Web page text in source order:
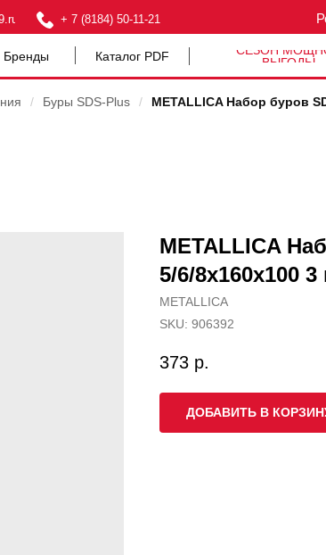
+ 7 (8184) 50-11-21
Бренды Каталог PDF
СЕЗОН
ВЫГОДЫ
/ Буры SDS-Plus / METALLICA Набор буров
METALLICA
5/6/8х160х100
METALLICA
SKU: 906392
373 р.
ДОБАВИТЬ В